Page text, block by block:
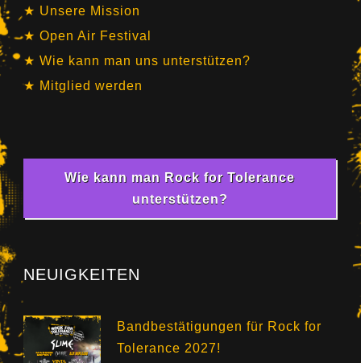
Unsere Mission
Open Air Festival
Wie kann man uns unterstützen?
Mitglied werden
Wie kann man Rock for Tolerance
unterstützen?
NEUIGKEITEN
Bandbestätigungen für Rock for
Tolerance 2027!